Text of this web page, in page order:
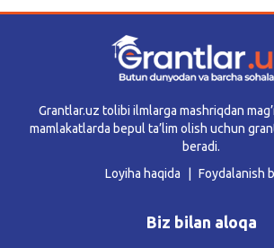
Grantlar.uz tolibi ilmlarga mashriqdan
mamlakatlarda bepul ta’lim olish uchun
beradi.
Loyiha haqida
Foydalanish
Biz bilan aloqa